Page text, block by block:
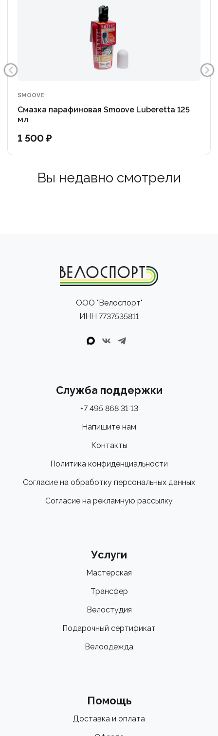
SMOOVE
Смазка парафиновая Smoove Luberetta 125
мл
1 500 ₽
Вы недавно смотрели
ООО "Велоспорт"
ИНН 7737535811
Служба поддержки
+7 495 868 31 13
Напишите нам
Контакты
Политика конфиденциальности
Согласие на обработку персональных данных
Согласие на рекламную рассылку
Услуги
Мастерская
Трансфер
Велостудия
Подарочный сертификат
Велоодежда
Помощь
Доставка и оплата